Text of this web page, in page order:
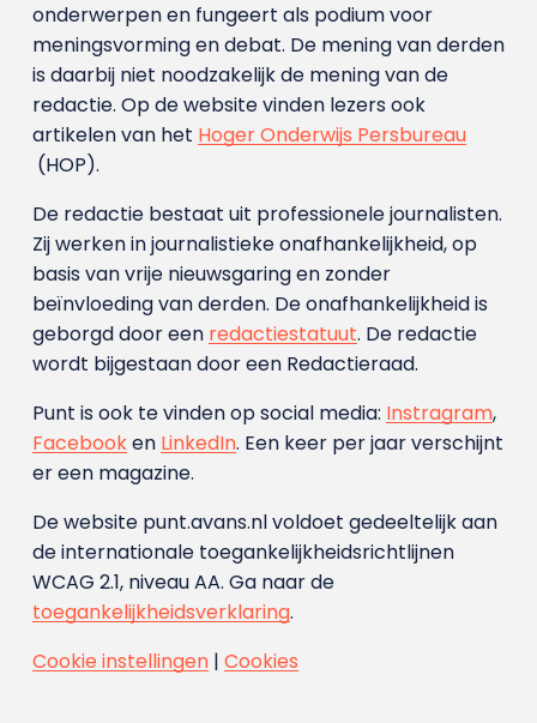
onderwerpen en fungeert als podium voor
meningsvorming en debat. De mening van derden
is daarbij niet noodzakelijk de mening van de
redactie. Op de website vinden lezers ook
artikelen van het Hoger Onderwijs Persbureau
(HOP).
De redactie bestaat uit professionele journalisten.
Zij werken in journalistieke onafhankelijkheid, op
basis van vrije nieuwsgaring en zonder
beïnvloeding van derden. De onafhankelijkheid is
geborgd door een redactiestatuut. De redactie
wordt bijgestaan door een Redactieraad.
Punt is ook te vinden op social media: Instragram,
Facebooken LinkedIn. Een keer per jaar verschijnt
er een magazine.
De website punt.avans.nl voldoet gedeeltelijk aan
de internationale toegankelijkheidsrichtlijnen
WCAG 2.1, niveau AA. Ga naar de
toegankelijkheidsverklaring.
Cookie instellingen| Cookies